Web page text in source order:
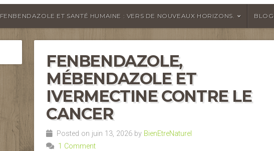
FENBENDAZOLE ET SANTÉ HUMAINE : VERS DE NOUVEAUX HORIZONS. BLOG
FENBENDAZOLE,
MÉBENDAZOLE ET
IVERMECTINE CONTRE LE
CANCER
Posted on juin 13, 2026 by BienEtreNaturel
1 Comment